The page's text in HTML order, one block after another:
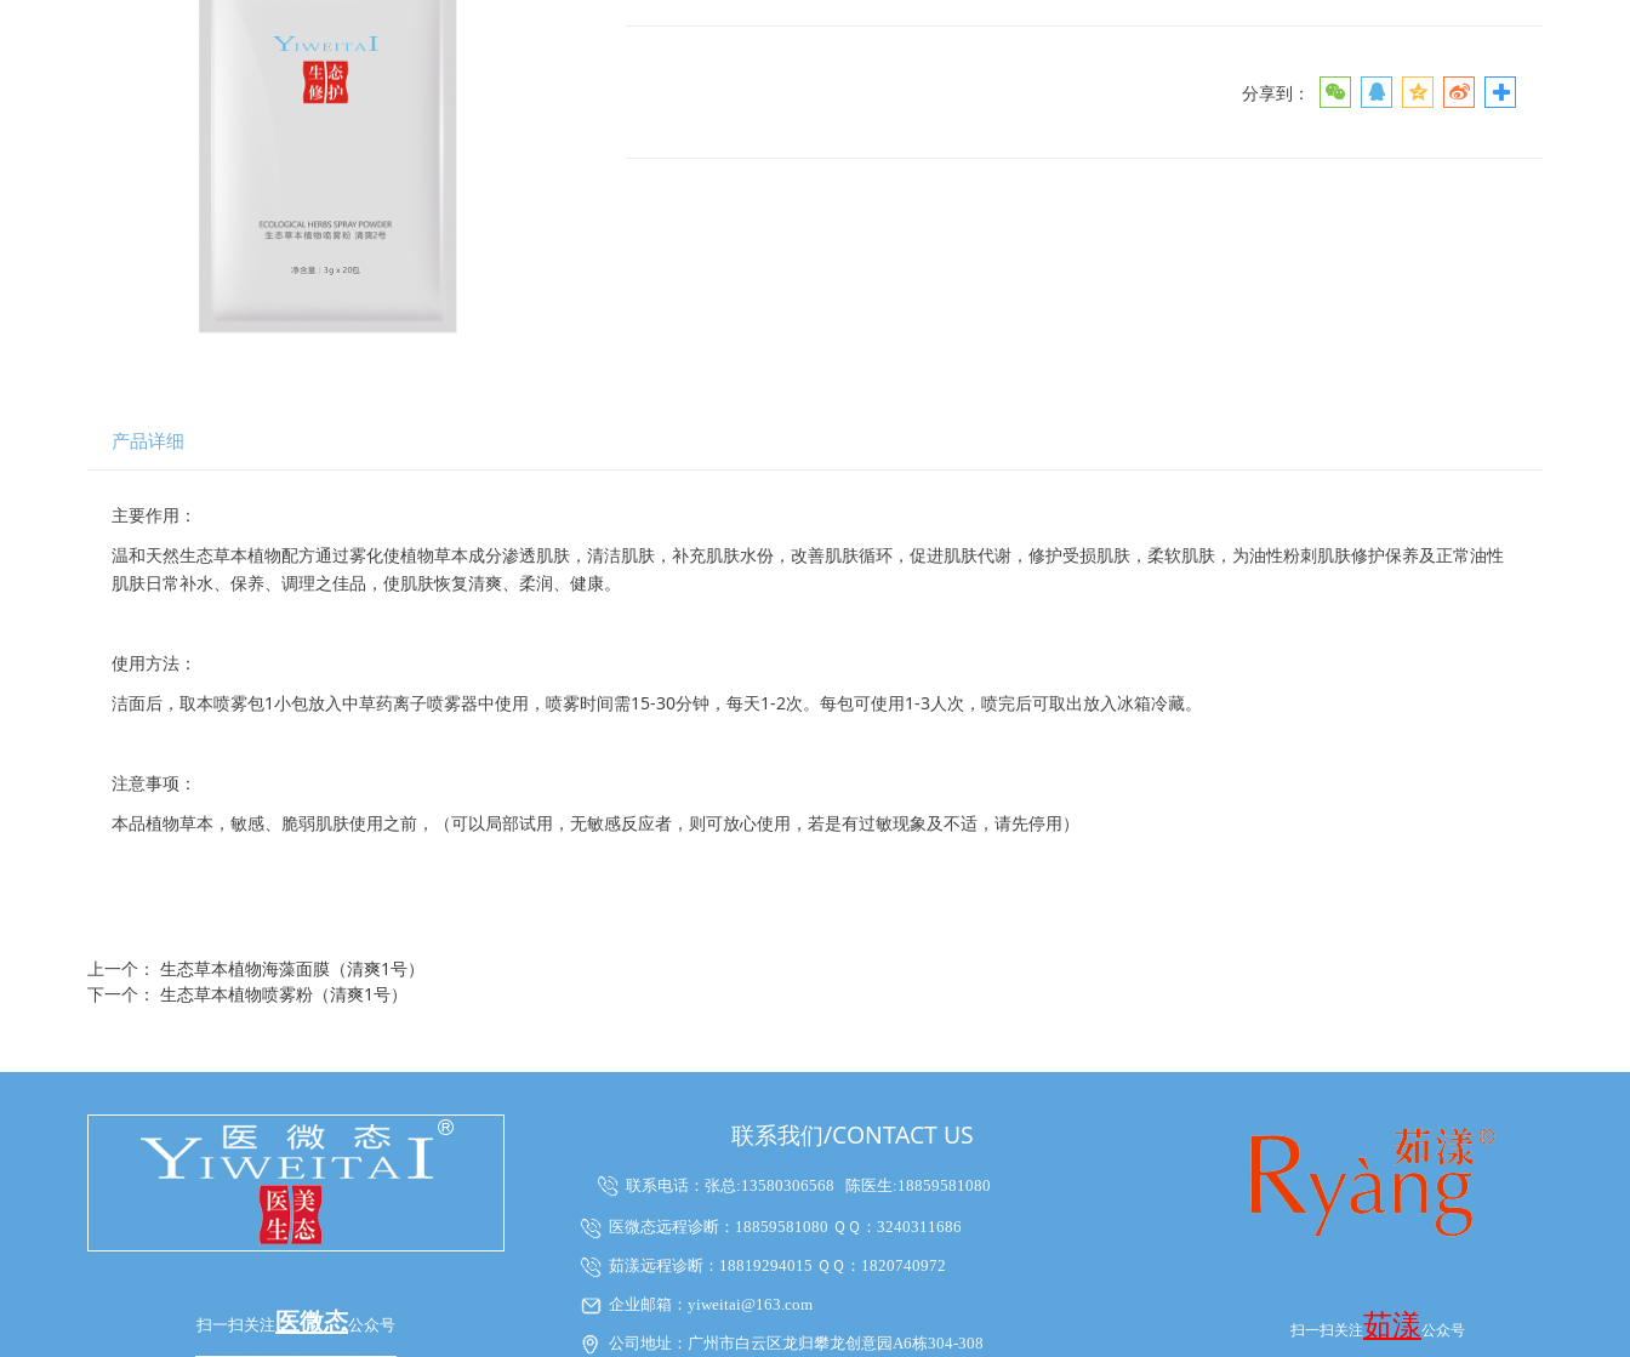
分享到：
产品详细
主要作用：
温和天然生态草本植物配方通过雾化使植物草本成分渗透肌肤，清洁肌肤，补充肌肤水份，改善肌肤循环，促进肌肤代谢，修护受损肌肤，柔软肌肤，为油性粉刺肌肤修护保养及正常油性
肌肤日常补水、保养、调理之佳品，使肌肤恢复清爽、柔润、健康。
使用方法：
洁面后，取本喷雾包1小包放入中草药离子喷雾器中使用，喷雾时间需15-30分钟，每天1-2次。每包可使用1-3人次，喷完后可取出放入冰箱冷藏。
注意事项：
本品植物草本，敏感、脆弱肌肤使用之前，（可以局部试用，无敏感反应者，则可放心使用，若是有过敏现象及不适，请先停用）
上一个： 生态草本植物海藻面膜（清爽1号）
下一个： 生态草本植物喷雾粉（清爽1号）
扫一扫关注医微态公众号
联系我们/CONTACT US
联系电话：张总:13580306568 陈医生:18859581080
医微态远程诊断：18859581080 ＱＱ：3240311686
茹漾远程诊断：18819294015 ＱＱ：1820740972
企业邮箱：yiweitai@163.com
公司地址：广州市白云区龙归攀龙创意园A6栋304-308
扫一扫关注茹漾公众号